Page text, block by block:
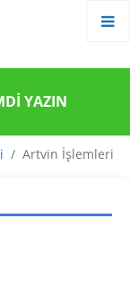
YAZIN
Artvin İşlemleri